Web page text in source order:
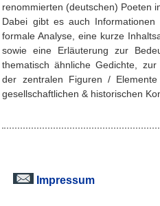
renommierten (deutschen) Poeten
Dabei gibt es auch
formale Analyse, eine kurze
sowie eine Erläuterung zur
thematisch ähnliche Gedichte,
der zentralen Figuren /
gesellschaftlichen & historischen
Impressum